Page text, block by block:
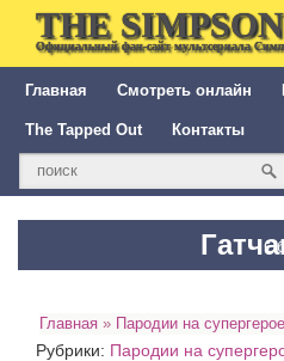
THE
Официальный фан-сайт мультсериала
Главная Смотреть онлайн
The Tapped Out Контакты
Главная » Пародии на
Рубрики: Пародии на